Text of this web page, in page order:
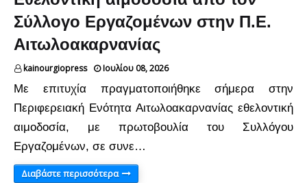
Σύλλογο Εργαζομένων στην Π.Ε.
Αιτωλοακαρνανίας
kainourgiopress Ιουλίου 08, 2026
Με επιτυχία πραγματοποιήθηκε σήμερα στην
Περιφερειακή Ενότητα Αιτωλοακαρνανίας εθελοντική
αιμοδοσία, με πρωτοβουλία του Συλλόγου
Εργαζομένων, σε συνε…
Διαβάστε περισσότερα